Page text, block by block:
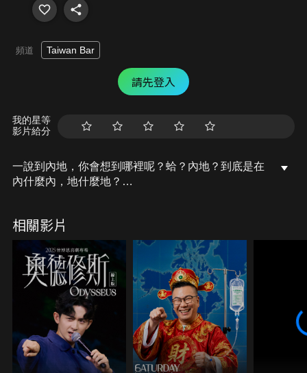
頻道 Taiwan Bar
請先登入
我的星等
影片給分
一說到內地，你會想到哪裡呢？蛤？內地？到底是在
內什麼內，地什麼地？
本這種帝國主義的國家，便開始努力推動同化主義。
臺灣從「特別統治時期」走入「內地延長主義時
期」。像是總督府頒布了「新臺灣教育令」，讓臺灣
的政治、教育、藝術都被西方文化影響，然而這表面
的同化與平等，背後卻也暗藏危險......
跟著臺灣吧經典節目《動畫臺灣史》，用有趣的動
畫，一起認識臺灣歷史！
相關影片